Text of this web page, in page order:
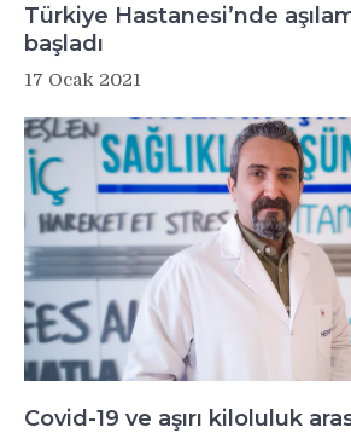
Türkiye Hastanesi’nde
başladı
17 Ocak 2021
Covid-19 ve aşırı kiloluluk